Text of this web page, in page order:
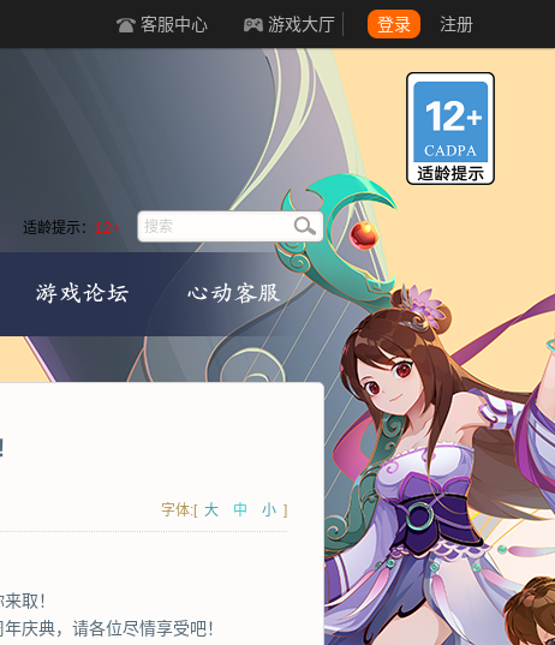
客服中心 游戏大厅 登录 注册
适龄提示： 12+
字体:[ 大 中 小 ]
取！
庆典，请各位尽情享受吧！